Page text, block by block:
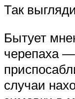
Так
Бытует
черепаха
случаи